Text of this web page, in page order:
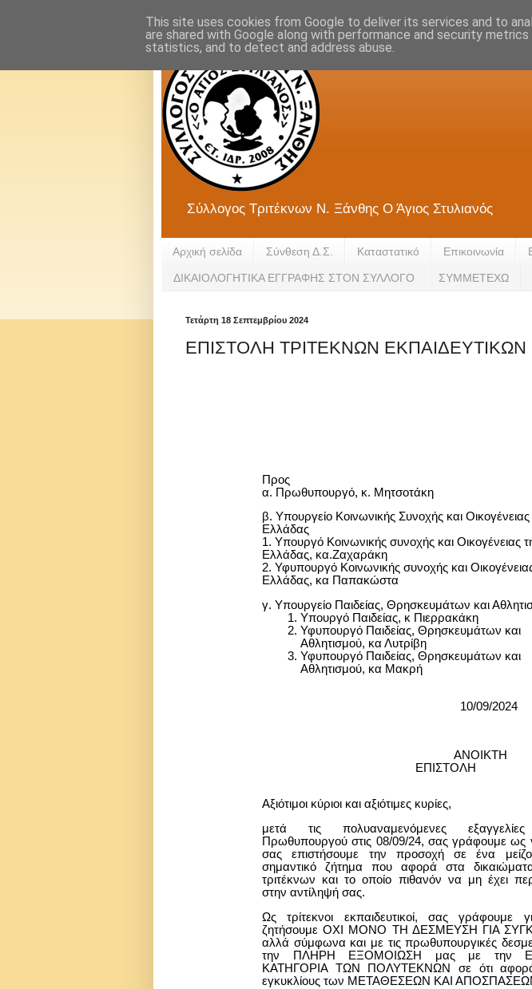
Σύλλογος Τριτέκνων Ν. Ξάνθης Ο Άγιος Στυλιανός
Αρχική σελίδα Σύνθεση Δ.Σ. Καταστατικό Eπικοινωνία
ΔΙΚΑΙΟΛΟΓΗΤΙΚΑ ΕΓΓΡΑΦΗΣ ΣΤΟΝ ΣΥΛΛΟΓΟ ΣΥΜΜΕΤΕΧΩ
Τετάρτη 18 Σεπτεμβρίου 2024
ΕΠΙΣΤΟΛΗ ΤΡΙΤΕΚΝΩΝ ΕΚΠΑΙΔΕΥΤΙΚΩΝ
Προς
α. Πρωθυπουργό, κ. Μητσοτάκη
β. Υπουργείο Κοινωνικής Συνοχής και Οικογένειας
Ελλάδας
1. Υπουργό Κοινωνικής συνοχής και Οικογένειας
Ελλάδας, κα.Ζαχαράκη
2. Υφυπουργό Κοινωνικής συνοχής και
Ελλάδας, κα Παπακώστα
γ. Υπουργείο Παιδείας, Θρησκευμάτων και
Υπουργό Παιδείας, κ Πιερρακάκη
Υφυπουργό Παιδείας, Θρησκευμάτων και
Αθλητισμού, κα Λυτρίβη
Υφυπουργό Παιδείας, Θρησκευμάτων και
Αθλητισμού, κα Μακρή
10/09/2024
ΑΝΟΙΚΤΗ
ΕΠΙΣΤΟΛΗ
Αξιότιμοι κύριοι και αξιότιμες κυρίες,
μετά τις πολυαναμενόμενες
Πρωθυπουργού στις 08/09/24, σας γράφουμε ως
σας επιστήσουμε την προσοχή σε ένα
σημαντικό ζήτημα που αφορά στα
τριτέκνων και το οποίο πιθανόν να μη έχει
στην αντίληψή σας.
Ως τρίτεκνοι εκπαιδευτικοί, σας γράφουμε
ζητήσουμε ΟΧΙ ΜΟΝΟ ΤΗ ΔΕΣΜΕΥΣΗ ΓΙΑ
αλλά σύμφωνα και με τις πρωθυπουργικές
την ΠΛΗΡΗ ΕΞΟΜΟΙΩΣΗ μας με την
ΚΑΤΗΓΟΡΙΑ ΤΩΝ ΠΟΛΥΤΕΚΝΩΝ σε ότι αφορά
εγκυκλίους των ΜΕΤΑΘΕΣΕΩΝ ΚΑΙ
This site uses cookies from Google to deliver its services and to
are shared with Google along with performance and security
statistics, and to detect and address abuse.